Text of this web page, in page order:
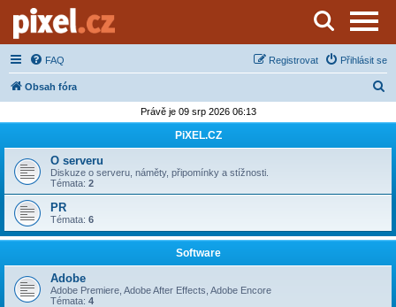
Server o natáčení a zpracování videa
FAQ Přihlásit se
Registrovat
Obsah fóra
d
t
Právě je 09 srp 2026 06:13
PiXEL.CZ
O serveru
Diskuze o serveru, náměty, připomínky a stížnosti.
Témata: 2
PR
Témata: 6
Software
Adobe
Adobe Premiere, Adobe After Effects, Adobe Encore
Témata: 4